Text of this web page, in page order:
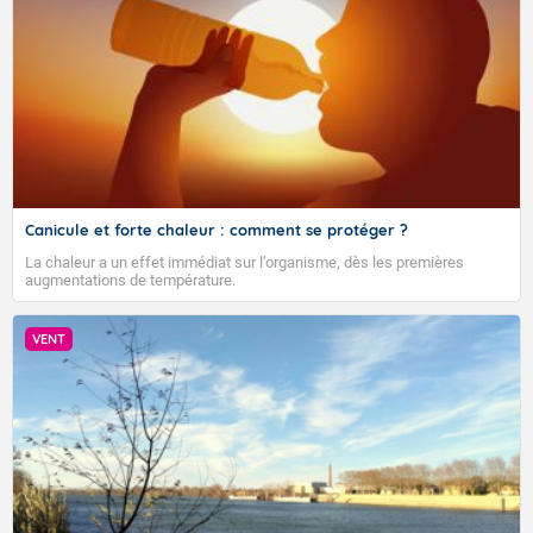
VIGILANCE ROUGE
Accéder au site de Météo-France
Canicule et forte chaleur : comment se protéger ?
La chaleur a un effet immédiat sur l’organisme, dès les premières
augmentations de température.
VENT